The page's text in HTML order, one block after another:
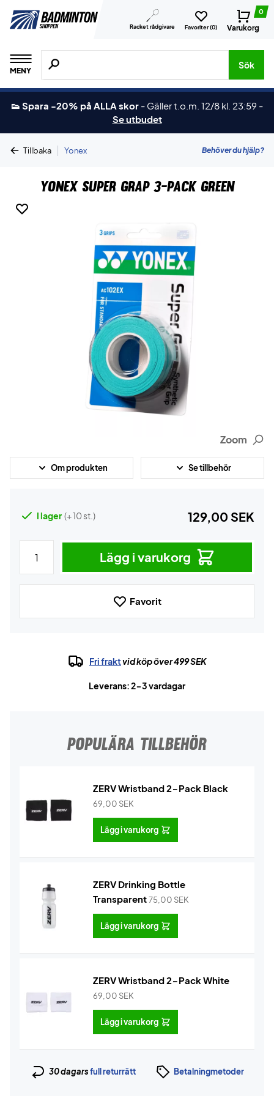
Racket rådgivare Favoriter (0)
0
Varukorg
MENY
Sök efter produkter, märken osv.
Sök
👟 Spara -20% på ALLA skor - Gäller t.o.m. 12/8 kl. 23:59 -
Se utbudet
Tillbaka | Yonex Behöver du hjälp?
Yonex Super Grap 3-Pack Green
Zoom
Om produkten Se tillbehör
I lager (+ 10 st.) 129,00 SEK
Lägg i varukorg
Favorit
Fri fraktvid köp över 499 SEK
Leverans: 2-3 vardagar
POPULÄRA TILLBEHÖR
ZERV Wristband 2-Pack Black
69,00 SEK
Lägg i varukorg
ZERV Drinking Bottle
Transparent75,00 SEK
Lägg i varukorg
ZERV Wristband 2-Pack White
69,00 SEK
Lägg i varukorg
30 dagarsfull returrätt Betalningmetoder